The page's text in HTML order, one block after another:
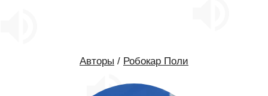
Авторы / Робокар Поли